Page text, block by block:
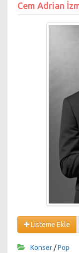
Cem Adrian
Listeme Ekle
Konser /Pop